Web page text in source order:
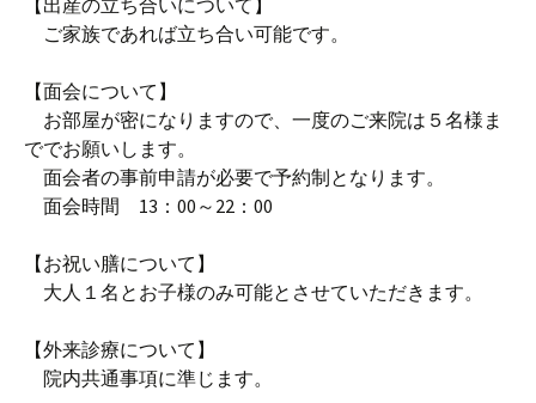
【出産の立ち合いについて】
ご家族であれば立ち合い可能です。
【面会について】
お部屋が密になりますので、一度のご来院は５名様ま
ででお願いします。
面会者の事前申請が必要で予約制となります。
面会時間 13：00～22：00
【お祝い膳について】
大人１名とお子様のみ可能とさせていただきます。
【外来診療について】
院内共通事項に準じます。